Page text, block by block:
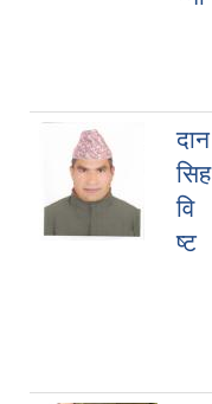
दान
सिह
वि
ष्ट